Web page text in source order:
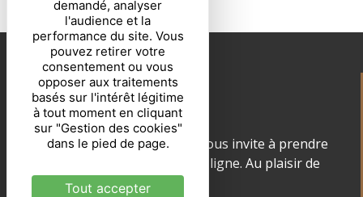
Un rêve à concrétiser ? ... Je vous invite à prendre
contact via le formulaire en ligne. Au plaisir de
vous lire !
demandé, analyser
l'audience et la
performance du site. Vous
pouvez retirer votre
consentement ou vous
opposer aux traitements
basés sur l'intérêt légitime
à tout moment en cliquant
sur "Gestion des cookies"
dans le pied de page.
Tout accepter